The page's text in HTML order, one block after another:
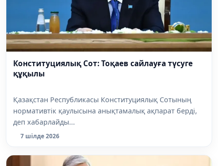
Конституциялық Сот: Тоқаев сайлауға түсуге
құқылы
Қазақстан Республикасы Конституциялық Сотының
нормативтік қаулысына анықтамалық ақпарат берді,
деп хабарлайды...
7 шілде 2026